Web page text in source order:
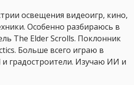
освещения видеоигр, кино,
Особенно разбираюсь в
The Elder Scrolls. Поклонник
Больше всего играю в
и градостроители. Изучаю ИИ и